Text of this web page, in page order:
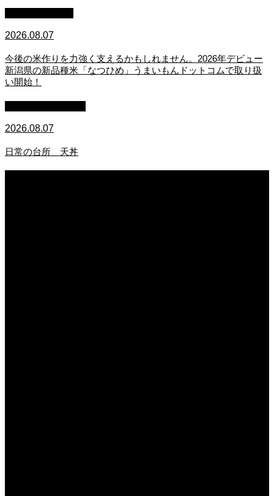
2026.08.07
今後の米作りを力強く支えるかもしれません。2026年デビュー
新潟県の新品種米「なつひめ」うまいもんドットコムで取り扱
い開始！
2026.08.07
日常の台所 天丼